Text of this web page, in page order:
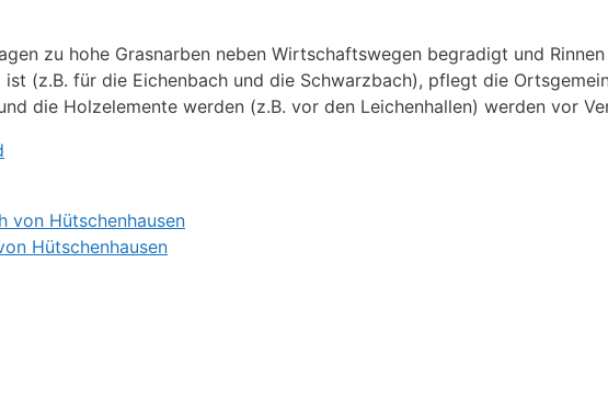
zu hohe Grasnarben neben Wirtschaftswegen begradigt und
(z.B. für die Eichenbach und die Schwarzbach), pflegt die
die Holzelemente werden (z.B. vor den Leichenhallen) werden vor
Hütschenhausen